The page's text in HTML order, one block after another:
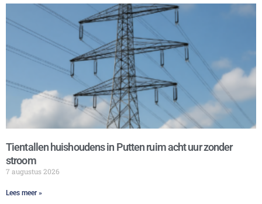
Tientallen huishoudens in Putten ruim acht uur zonder
stroom
7 augustus 2026
Lees meer »